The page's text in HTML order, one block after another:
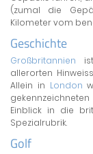
(zumal die
Kilometer vom
Geschichte
Großbritannien
allerorten
Allein in London
Einblick in die
Spezialrubrik.
Golf